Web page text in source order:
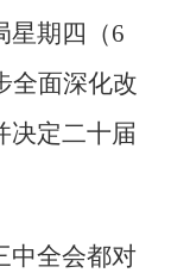
星期四（6
全面深化改
决定二十届
中全会都对